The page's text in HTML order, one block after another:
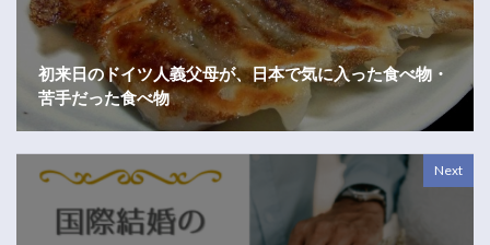
初来日のドイツ人義父母が、日本で気に入った食べ物・
苦手だった食べ物
Next